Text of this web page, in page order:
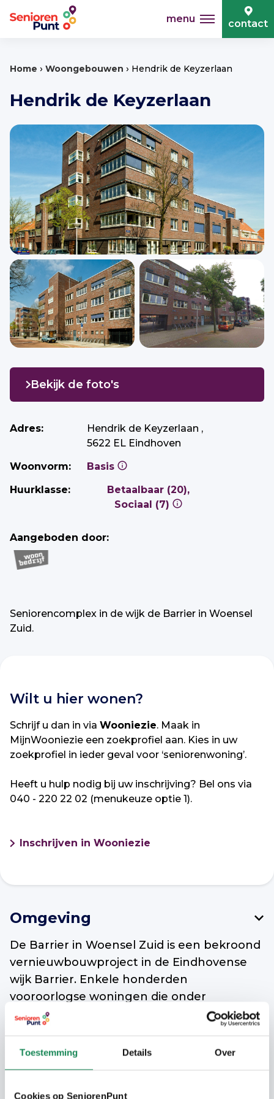
Toestemming Details Over
Cookies op SeniorenPunt
menu contact
Home › Woongebouwen › Hendrik de Keyzerlaan
Hendrik de Keyzerlaan
Adres:
Hendrik de Keyzerlaan ,
5622 EL Eindhoven
Woonvorm:
Basis
Huurklasse:
Betaalbaar (20),
Sociaal (7)
Aangeboden door:
Bekijk de foto's
Seniorencomplex in de wijk de Barrier in Woensel
Zuid.
Omgeving
De Barrier in Woensel Zuid is een bekroond
vernieuwbouwproject in de Eindhovense
wijk Barrier. Enkele honderden
vooroorlogse woningen die onder
monumentenzorg vielen, werden op
binnenmuren en gordingen na volledig
gestript en met zorg weer opgebouwd. Het
Wilt u hier wonen?
Schrijf u dan in via Wooniezie. Maak in
MijnWooniezie een zoekprofiel aan. Kies in uw
zoekprofiel in ieder geval voor ‘seniorenwoning’.
Heeft u hulp nodig bij uw inschrijving? Bel ons via
040 - 220 22 02 (menukeuze optie 1).
Inschrijven in Wooniezie